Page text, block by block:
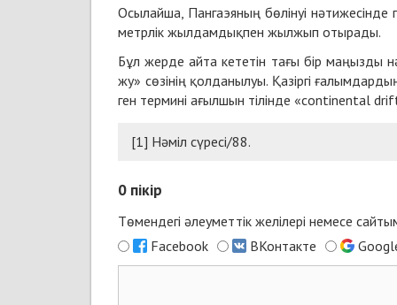
Осы­лай­ша, Пангаэя­ның бө­лі­нуі
ме­тр­лік жыл­дам­дық­пен жыл­жып оты­ра­ды.
Бұл жер­де ай­та ке­те­тін та­ғы бір
жу» сө­зі­нің қол­да­ны­луы. Қа­зір­гі
ген тер­ми­ні ағыл­шын ті­лін­де «continental
[1] Нә­міл сү­ре­сі/88.
0 пікір
Төмендегі әлеуметтік желілері немесе
Facebook
ВКонтакте